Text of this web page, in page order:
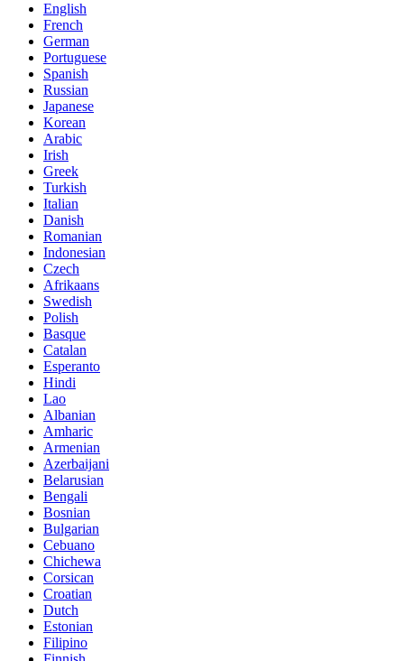
English
French
German
Portuguese
Spanish
Russian
Japanese
Korean
Arabic
Irish
Greek
Turkish
Italian
Danish
Romanian
Indonesian
Czech
Afrikaans
Swedish
Polish
Basque
Catalan
Esperanto
Hindi
Lao
Albanian
Amharic
Armenian
Azerbaijani
Belarusian
Bengali
Bosnian
Bulgarian
Cebuano
Chichewa
Corsican
Croatian
Dutch
Estonian
Filipino